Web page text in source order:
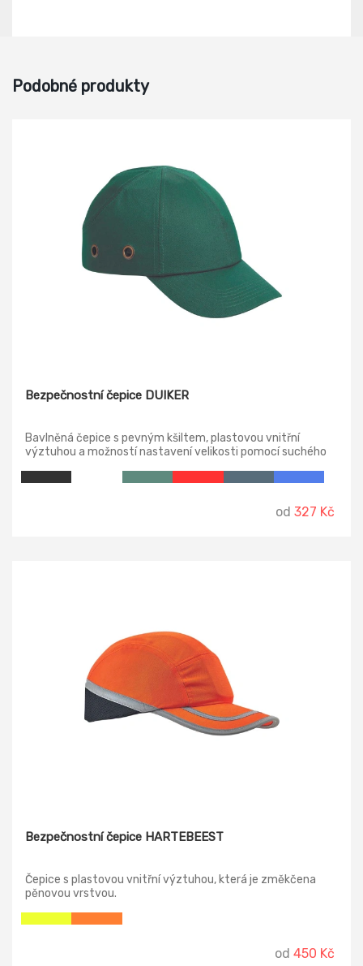
Podobné produkty
Bezpečnostní čepice DUIKER
Bavlněná čepice s pevným kšiltem, plastovou vnitřní
výztuhou a možností nastavení velikosti pomocí suchého
od 327 Kč
Bezpečnostní čepice HARTEBEEST
Čepice s plastovou vnitřní výztuhou, která je změkčena
pěnovou vrstvou.
od 450 Kč